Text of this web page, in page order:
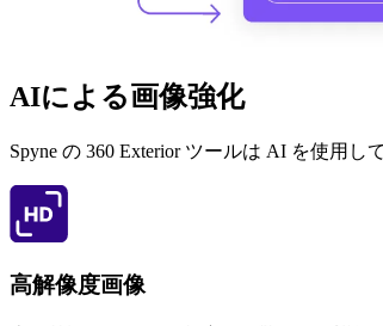
AIによる画像強化
Spyne の 360 Exterior ツールは AI を使用
高解像度画像